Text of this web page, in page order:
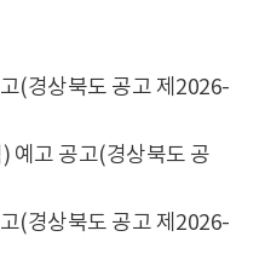
(경상북도 공고 제2026-
예고 공고(경상북도 공
(경상북도 공고 제2026-